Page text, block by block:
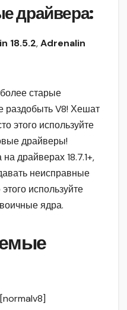
драйвера:
18.5.2,Adrenalin
старые
раздобыть V8! Хешат
этого используйте
драйверы!
на драйверах 18.7.1+,
неисправные
используйте
ядра.